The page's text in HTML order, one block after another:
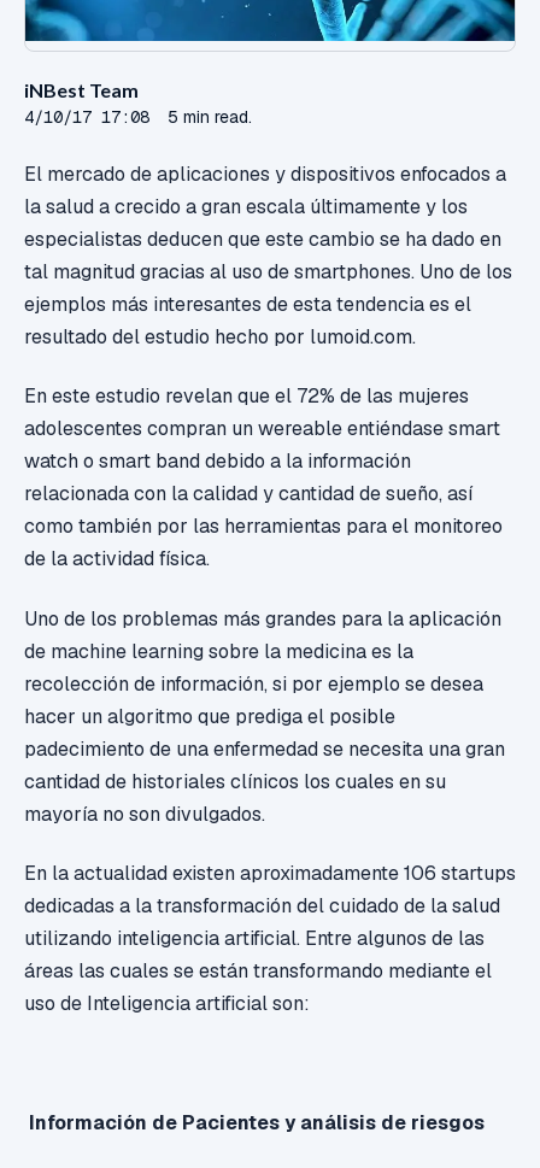
iNBest Team
4/10/17 17:08 5 min read.
El mercado de aplicaciones y dispositivos enfocados a
la salud a crecido a gran escala últimamente y los
especialistas deducen que este cambio se ha dado en
tal magnitud gracias al uso de smartphones. Uno de los
ejemplos más interesantes de esta tendencia es el
resultado del estudio hecho por lumoid.com.
En este estudio revelan que el 72% de las mujeres
adolescentes compran un wereable entiéndase smart
watch o smart band debido a la información
relacionada con la calidad y cantidad de sueño, así
como también por las herramientas para el monitoreo
de la actividad física.
Uno de los problemas más grandes para la aplicación
de machine learning sobre la medicina es la
recolección de información, si por ejemplo se desea
hacer un algoritmo que prediga el posible
padecimiento de una enfermedad se necesita una gran
cantidad de historiales clínicos los cuales en su
mayoría no son divulgados.
En la actualidad existen aproximadamente 106 startups
dedicadas a la transformación del cuidado de la salud
utilizando inteligencia artificial. Entre algunos de las
áreas las cuales se están transformando mediante el
uso de Inteligencia artificial son:
Información de Pacientes y análisis de riesgos